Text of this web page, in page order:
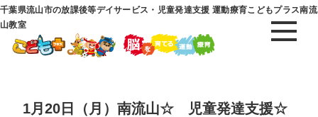
千葉県流山市の放課後等デイサービス・児童発達支援 運動療育こどもプラス南流
山教室
1月20日（月）南流山☆ 児童発達支援☆